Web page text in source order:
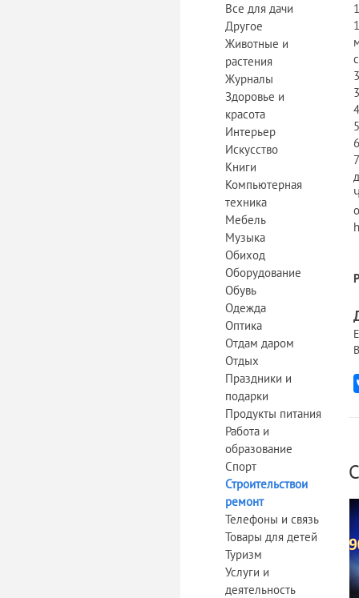
Все для дачи
Другое
Животные и
растения
Журналы
Здоровье и
красота
Интерьер
Искусство
Книги
Компьютерная
техника
Мебель
Музыка
Обиход
Оборудование
Обувь
Одежда
Оптика
Отдам даром
Отдых
Праздники и
подарки
Продукты питания
Работа и
образование
Спорт
Строительствои
ремонт
Телефоны и связь
Товары для детей
Туризм
Услуги и
деятельность